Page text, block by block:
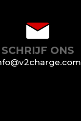
SCHRIJF ONS